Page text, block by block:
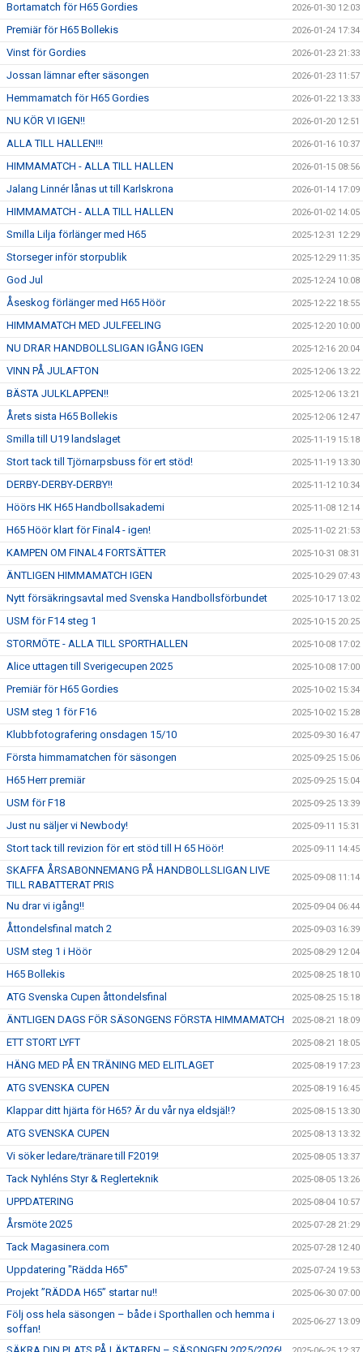
Bortamatch för H65 Gordies 2026-01-30 12:03
Premiär för H65 Bollekis 2026-01-24 17:34
Vinst för Gordies 2026-01-23 21:33
Jossan lämnar efter säsongen 2026-01-23 11:57
Hemmamatch för H65 Gordies 2026-01-22 13:33
NU KÖR VI IGEN!! 2026-01-20 12:51
ALLA TILL HALLEN!!! 2026-01-16 10:37
HIMMAMATCH - ALLA TILL HALLEN 2026-01-15 08:56
Jalang Linnér lånas ut till Karlskrona 2026-01-14 17:09
HIMMAMATCH - ALLA TILL HALLEN 2026-01-02 14:05
Smilla Lilja förlänger med H65 2025-12-31 12:29
Storseger inför storpublik 2025-12-29 11:35
God Jul 2025-12-24 10:08
Åseskog förlänger med H65 Höör 2025-12-22 18:55
HIMMAMATCH MED JULFEELING 2025-12-20 10:00
NU DRAR HANDBOLLSLIGAN IGÅNG IGEN 2025-12-16 20:04
VINN PÅ JULAFTON 2025-12-06 13:22
BÄSTA JULKLAPPEN!! 2025-12-06 13:21
Årets sista H65 Bollekis 2025-12-06 12:47
Smilla till U19 landslaget 2025-11-19 15:18
Stort tack till Tjörnarpsbuss för ert stöd! 2025-11-19 13:30
DERBY-DERBY-DERBY!! 2025-11-12 10:34
Höörs HK H65 Handbollsakademi 2025-11-08 12:14
H65 Höör klart för Final4 - igen! 2025-11-02 21:53
KAMPEN OM FINAL4 FORTSÄTTER 2025-10-31 08:31
ÄNTLIGEN HIMMAMATCH IGEN 2025-10-29 07:43
Nytt försäkringsavtal med Svenska Handbollsförbundet 2025-10-17 13:02
USM för F14 steg 1 2025-10-15 20:25
STORMÖTE - ALLA TILL SPORTHALLEN 2025-10-08 17:02
Alice uttagen till Sverigecupen 2025 2025-10-08 17:00
Premiär för H65 Gordies 2025-10-02 15:34
USM steg 1 för F16 2025-10-02 15:28
Klubbfotografering onsdagen 15/10 2025-09-30 16:47
Första himmamatchen för säsongen 2025-09-25 15:06
H65 Herr premiär 2025-09-25 15:04
USM för F18 2025-09-25 13:39
Just nu säljer vi Newbody! 2025-09-11 15:31
Stort tack till revizion för ert stöd till H 65 Höör! 2025-09-11 14:45
SKAFFA ÅRSABONNEMANG PÅ HANDBOLLSLIGAN LIVE
TILL RABATTERAT PRIS
2025-09-08 11:14
Nu drar vi igång!! 2025-09-04 06:44
Åttondelsfinal match 2 2025-09-03 16:39
USM steg 1 i Höör 2025-08-29 12:04
H65 Bollekis 2025-08-25 18:10
ATG Svenska Cupen åttondelsfinal 2025-08-25 15:18
ÄNTLIGEN DAGS FÖR SÄSONGENS FÖRSTA HIMMAMATCH 2025-08-21 18:09
ETT STORT LYFT 2025-08-21 18:05
HÄNG MED PÅ EN TRÄNING MED ELITLAGET 2025-08-19 17:23
ATG SVENSKA CUPEN 2025-08-19 16:45
Klappar ditt hjärta för H65? Är du vår nya eldsjäl!? 2025-08-15 13:30
ATG SVENSKA CUPEN 2025-08-13 13:32
Vi söker ledare/tränare till F2019! 2025-08-05 13:37
Tack Nyhléns Styr & Reglerteknik 2025-08-05 13:26
UPPDATERING 2025-08-04 10:57
Årsmöte 2025 2025-07-28 21:29
Tack Magasinera.com 2025-07-28 12:40
Uppdatering "Rädda H65" 2025-07-24 19:53
Projekt ”RÄDDA H65” startar nu!! 2025-06-30 07:00
Följ oss hela säsongen – både i Sporthallen och hemma i
soffan!
2025-06-27 13:09